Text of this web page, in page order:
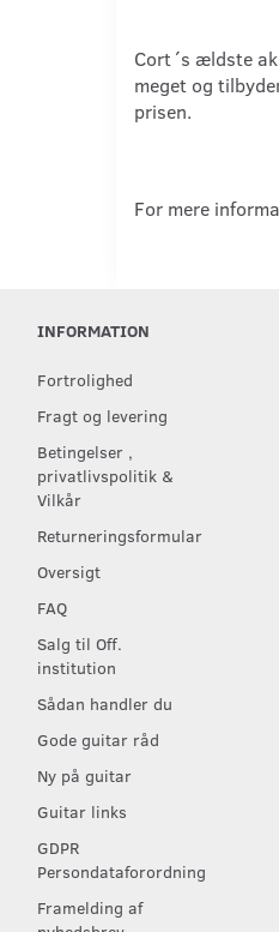
Cort´s ældste
meget og
prisen.
For mere
INFORMATION
Fortrolighed
Fragt og levering
Betingelser ,
privatlivspolitik &
Vilkår
Returneringsformular
Oversigt
FAQ
Salg til Off.
institution
Sådan handler du
Gode guitar råd
Ny på guitar
Guitar links
GDPR
Persondataforordning
Framelding af